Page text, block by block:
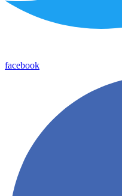
facebook